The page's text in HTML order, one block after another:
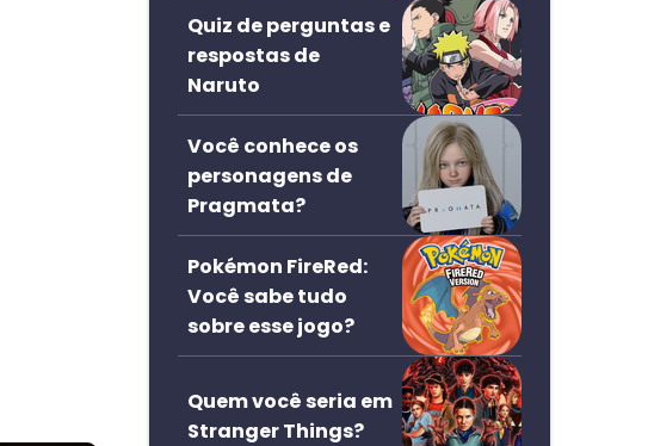
Quiz de perguntas e
respostas de
Naruto
Você conhece os
personagens de
Pragmata?
Pokémon FireRed:
Você sabe tudo
sobre esse jogo?
Quem você seria em
Stranger Things?